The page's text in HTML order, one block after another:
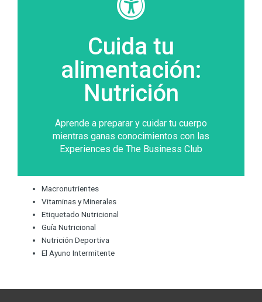
Cuida tu
alimentación:
Nutrición
Aprende a preparar y cuidar tu cuerpo
mientras ganas conocimientos con las
Experiences de The Business Club
Cuida tu
alimentación:
Nutrición
6 VIDEOTIPS
Macronutrientes
Vitaminas y Minerales
Etiquetado Nutricional
Guía Nutricional
Nutrición Deportiva
El Ayuno Intermitente